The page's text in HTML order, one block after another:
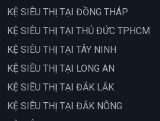
KỆ SIÊU THỊ TẠI ĐỒNG THÁP
KỆ SIÊU THỊ TẠI THỦ ĐỨC TPHCM
KỆ SIÊU THỊ TẠI TÂY NINH
KỆ SIÊU THỊ TẠI LONG AN
KỆ SIÊU THỊ TẠI ĐẮK LẮK
KỆ SIÊU THỊ TẠI ĐẮK NÔNG